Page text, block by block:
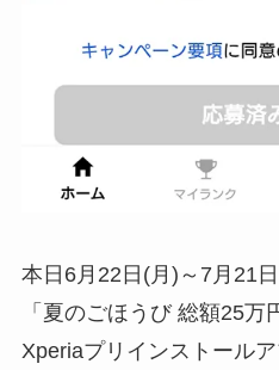
本日6月22日(月)～7月21
「夏のごほうび 総額25万
Xperiaプリインストール